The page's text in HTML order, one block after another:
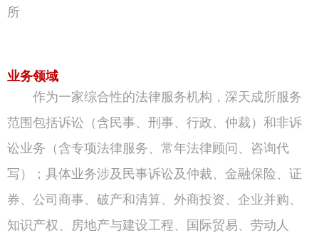
所
业务领域
作为一家综合性的法律服务机构，深天成所服务
范围包括诉讼（含民事、刑事、行政、仲裁）和非诉
讼业务（含专项法律服务、常年法律顾问、咨询代
写）；具体业务涉及民事诉讼及仲裁、金融保险、证
券、公司商事、破产和清算、外商投资、企业并购、
知识产权、房地产与建设工程、国际贸易、劳动人